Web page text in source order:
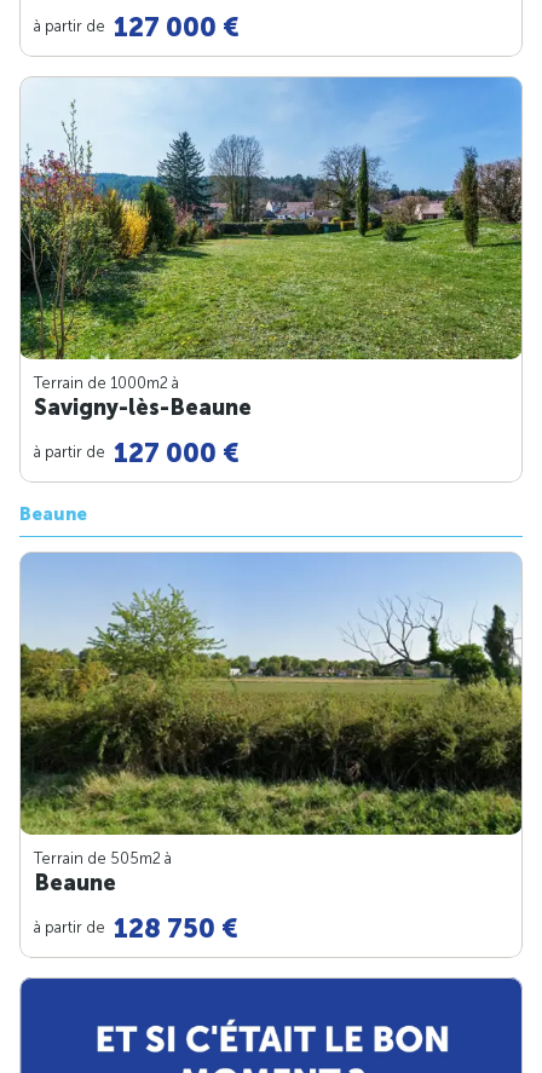
à partir de 127 000 €
Terrain de 1000m2 à
Savigny-lès-Beaune
à partir de 127 000 €
Beaune
Terrain de 505m2 à
Beaune
à partir de 128 750 €